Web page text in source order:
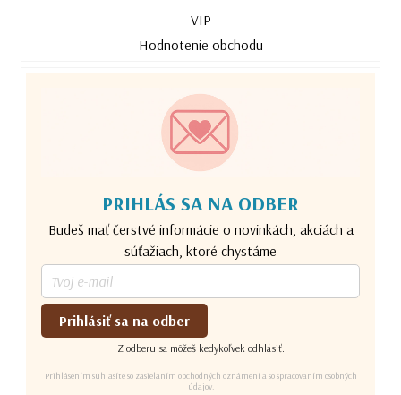
VIP
Hodnotenie obchodu
PRIHLÁS SA NA ODBER
Budeš mať čerstvé informácie o novinkách, akciách a
súťažiach, ktoré chystáme
Prihlásiť sa na odber
Z odberu sa môžeš kedykoľvek odhlásiť.
Prihlásením súhlasíte so zasielaním obchodných oznámení a so spracovaním osobných
údajov.